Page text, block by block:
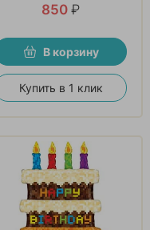
850 ₽
В корзину
Купить в 1 клик